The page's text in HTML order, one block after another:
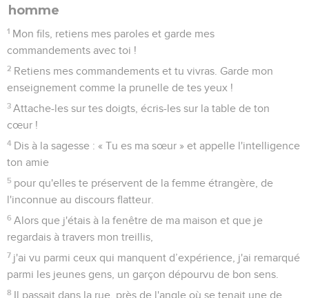
homme
1 Mon fils, retiens mes paroles et garde mes
commandements avec toi !
2 Retiens mes commandements et tu vivras. Garde mon
enseignement comme la prunelle de tes yeux !
3 Attache-les sur tes doigts, écris-les sur la table de ton
cœur !
4 Dis à la sagesse : « Tu es ma sœur » et appelle l'intelligence
ton amie
5 pour qu'elles te préservent de la femme étrangère, de
l'inconnue au discours flatteur.
6 Alors que j'étais à la fenêtre de ma maison et que je
regardais à travers mon treillis,
7 j'ai vu parmi ceux qui manquent d’expérience, j'ai remarqué
parmi les jeunes gens, un garçon dépourvu de bon sens.
8 Il passait dans la rue, près de l'angle où se tenait une de